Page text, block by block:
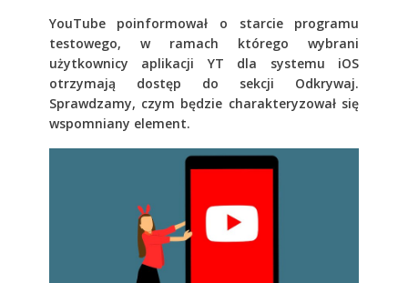
YouTube poinformował o starcie programu
testowego, w ramach którego wybrani
użytkownicy aplikacji YT dla systemu iOS
otrzymają dostęp do sekcji Odkrywaj.
Sprawdzamy, czym będzie charakteryzował się
wspomniany element.